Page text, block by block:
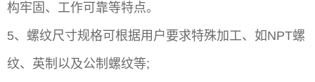
构牢固、工作可靠等特点。
5、螺纹尺寸规格可根据用户要求特殊加工、如NPT螺
纹、英制以及公制螺纹等;